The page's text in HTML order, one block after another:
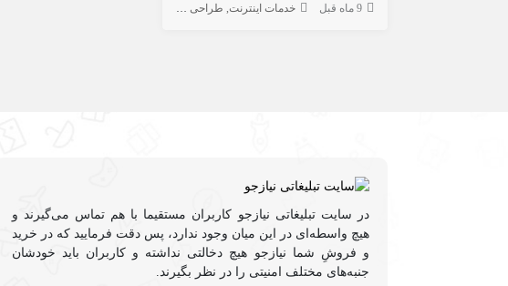
9 ماه قبل خدمات اینترنت طراحی سایت
در سایت تبلیغاتی نیازجو کاربران مستقیما با هم تماس می‌گیرند و
هیچ واسطه‌ای در این میان وجود ندارد، پس دقت فرمایید که در خرید
و فروشِ شما نیازجو هیچ دخالتی نداشته و کاربران باید خودشان
جنبه‌های مختلف امنیتی را در نظر بگیرند.